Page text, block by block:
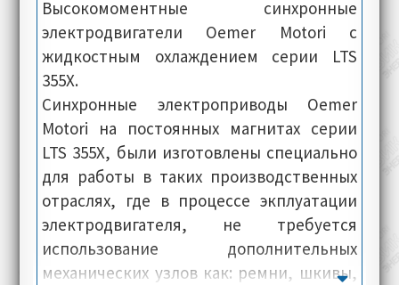
Высокомоментные синхронные
электродвигатели Oemer Motori с
жидкостным охлаждением серии LTS
355X.
Синхронные электроприводы Oemer
Motori на постоянных магнитах серии
LTS 355X, были изготовлены специально
для работы в таких производственных
отраслях, где в процессе экплуатации
электродвигателя, не требуется
использование дополнительных
механических узлов как: ремни, шкивы,